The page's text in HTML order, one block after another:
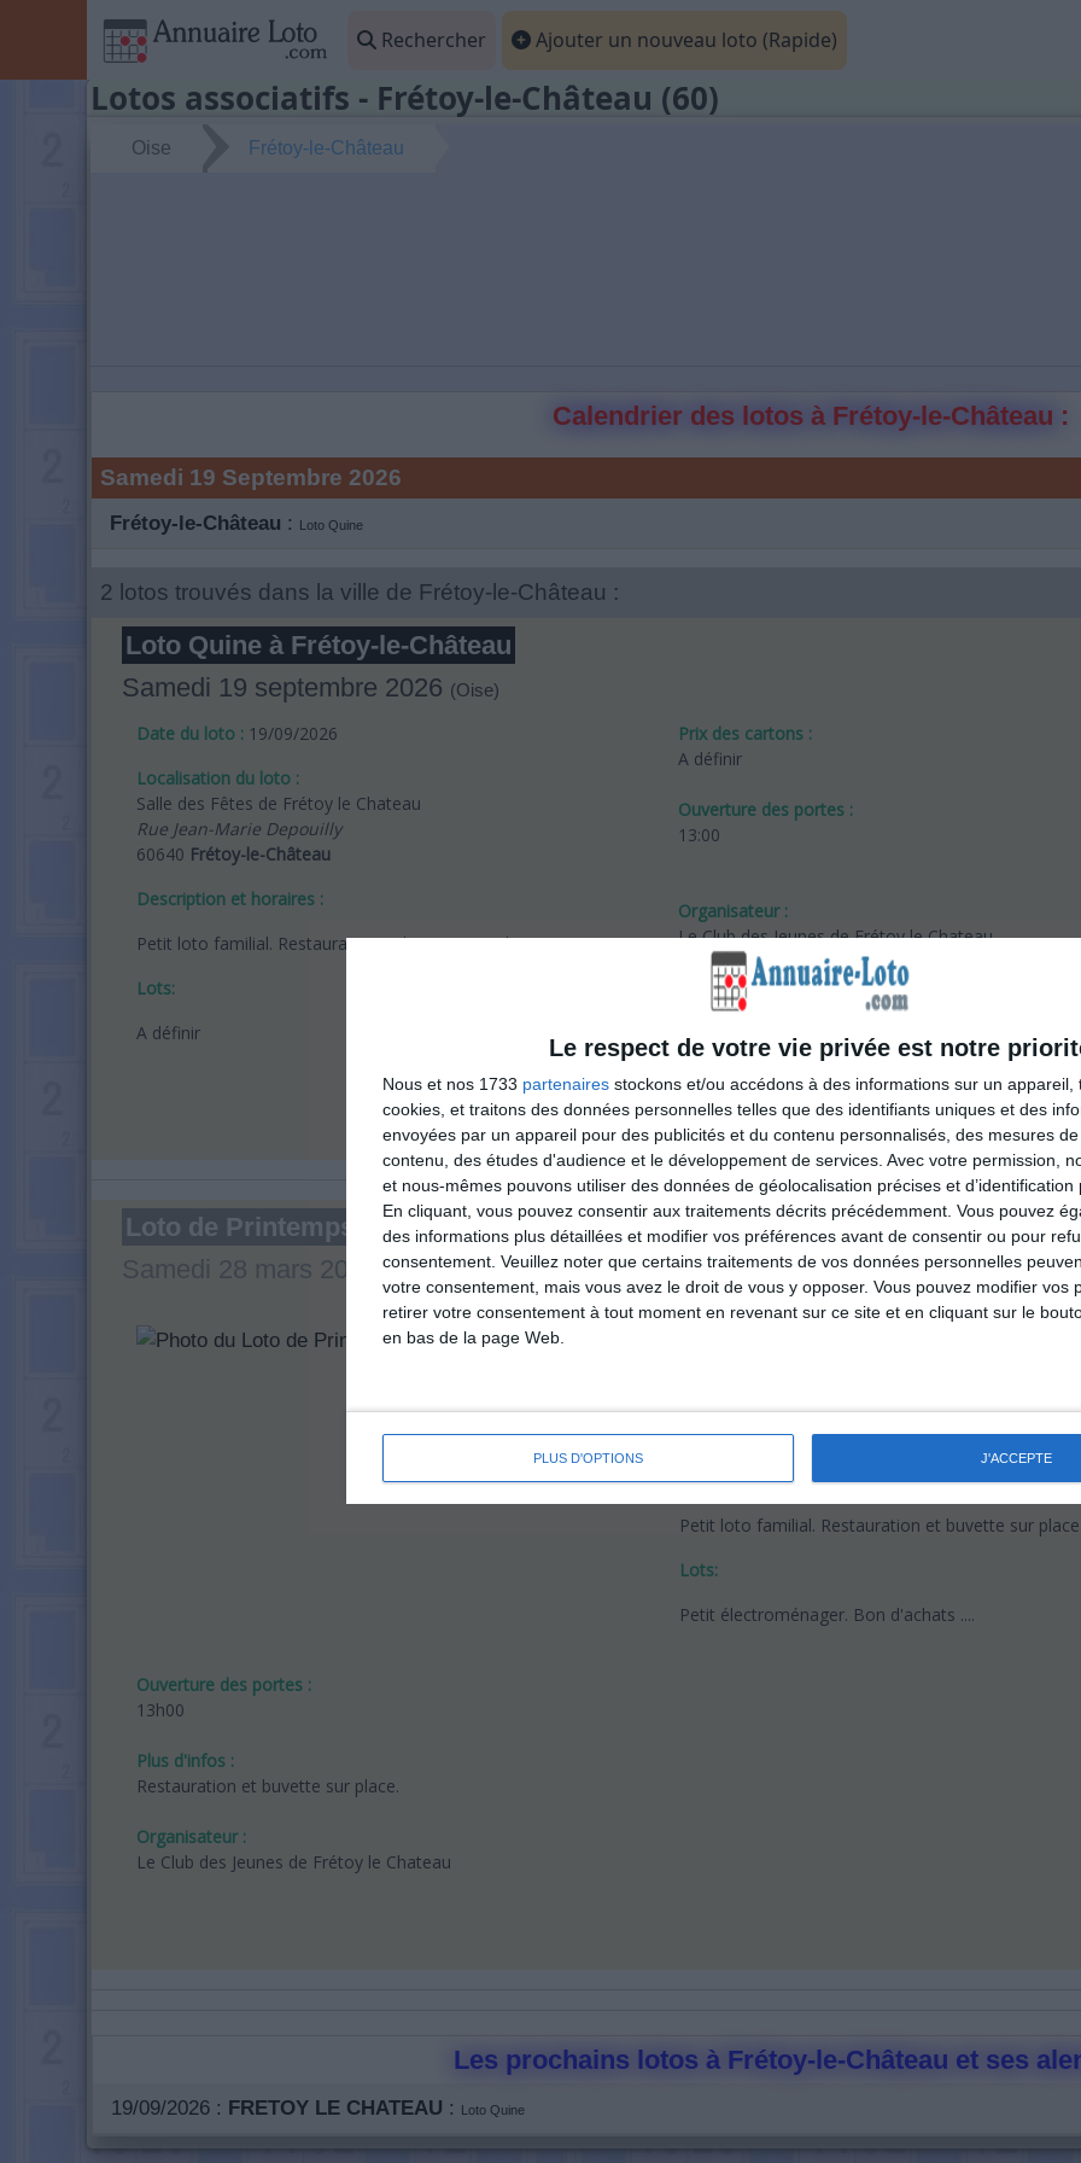
Le respect de votre vie privée est notre
Nous et nos 1733 partenaires stockons et/ou accédons à des informations sur un appareil,
cookies, et traitons des données personnelles telles que des identifiants uniques et des
envoyées par un appareil pour des publicités et du contenu personnalisés, des mesures
contenu, des études d'audience et le développement de services. Avec votre permission,
et nous-mêmes pouvons utiliser des données de géolocalisation précises et
En cliquant, vous pouvez consentir aux traitements décrits précédemment. Vous pouvez
des informations plus détaillées et modifier vos préférences avant de consentir ou pour
consentement. Veuillez noter que certains traitements de vos données personnelles
votre consentement, mais vous avez le droit de vous y opposer. Vous pouvez modifier vos
retirer votre consentement à tout moment en revenant sur ce site et en cliquant sur le
en bas de la page Web.
PLUS D'OPTIONS J'ACCEPTE
Rechercher Ajouter un nouveau loto (Rapide)
Lotos associatifs - Frétoy-le-Château (60)
Oise Frétoy-le-Château
Calendrier des lotos à Frétoy-le-Château :
Samedi 19 Septembre 2026
Frétoy-le-Château : Loto Quine
2 lotos trouvés dans la ville de Frétoy-le-Château :
Loto Quine à Frétoy-le-Château
Samedi 19 septembre 2026 (Oise)
Date du loto : 19/09/2026
Localisation du loto :
Salle des Fêtes de Frétoy le Chateau
Rue Jean-Marie Depouilly
60640 Frétoy-le-Château
Description et horaires :
Petit loto familial. Restauration et buvette sur place
Lots:
A définir
Prix des cartons :
A définir
Ouverture des portes :
13:00
Organisateur :
Le Club des Jeunes de Frétoy le Chateau
Loto de Printemps à Frétoy-le-Château
Samedi 28 mars 2026(Oise)
Date du loto :28/03/2026
Rue Jean-Marie Depouilly
60640Frétoy-le-Château
Description et horaires :
Petit loto familial. Restauration et buvette sur
Lots:
Petit électroménager. Bon d'achats ....
Ouverture des portes :
13h00
Plus d'infos :
Restauration et buvette sur place.
Organisateur :
Le Club des Jeunes de Frétoy le Chateau
Les prochains lotos à Frétoy-le-Château et ses
19/09/2026 : FRETOY LE CHATEAU : Loto Quine